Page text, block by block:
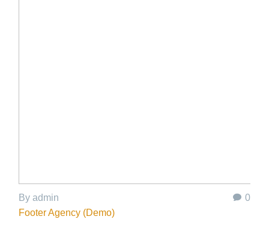
0
By admin
Footer Agency (Demo)